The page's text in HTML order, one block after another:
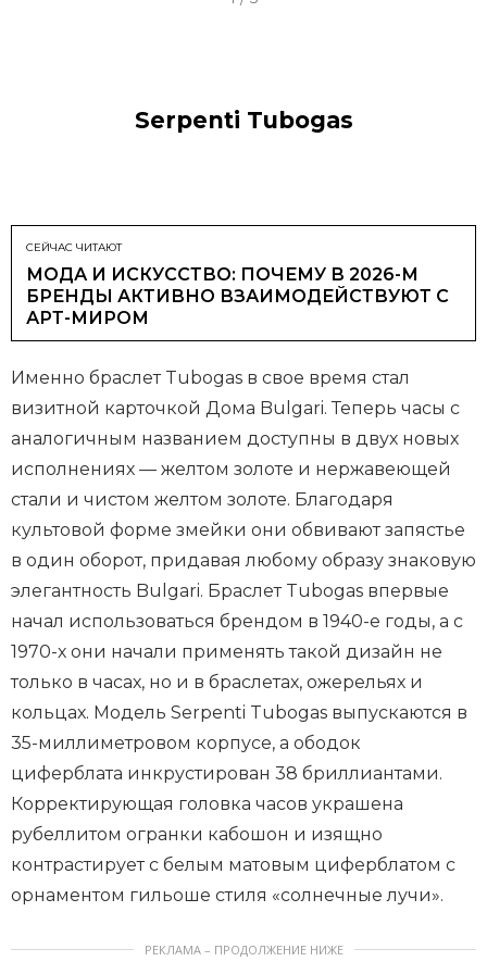
Serpenti Tubogas
СЕЙЧАС ЧИТАЮТ
МОДА И ИСКУССТВО: ПОЧЕМУ В 2026-М
БРЕНДЫ АКТИВНО ВЗАИМОДЕЙСТВУЮТ С
АРТ-МИРОМ
Именно браслет Tubogas в свое время стал
визитной карточкой Дома Bulgari. Теперь часы с
аналогичным названием доступны в двух новых
исполнениях — желтом золоте и нержавеющей
стали и чистом желтом золоте. Благодаря
культовой форме змейки они обвивают запястье
в один оборот, придавая любому образу знаковую
элегантность Bulgari. Браслет Tubogas впервые
начал использоваться брендом в 1940-е годы, а с
1970-х они начали применять такой дизайн не
только в часах, но и в браслетах, ожерельях и
кольцах. Модель Serpenti Tubogas выпускаются в
35-миллиметровом корпусе, а ободок
циферблата инкрустирован 38 бриллиантами.
Корректирующая головка часов украшена
рубеллитом огранки кабошон и изящно
контрастирует с белым матовым циферблатом с
орнаментом гильоше стиля «солнечные лучи».
РЕКЛАМА – ПРОДОЛЖЕНИЕ НИЖЕ